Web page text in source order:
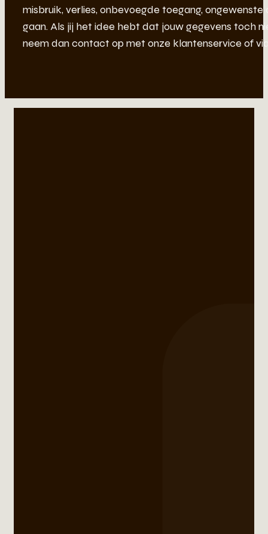
misbruik, verlies, onbevoegde toegang,
gaan. Als jij het idee hebt dat jouw gegevens toch
neem dan contact op met onze klantenservice of